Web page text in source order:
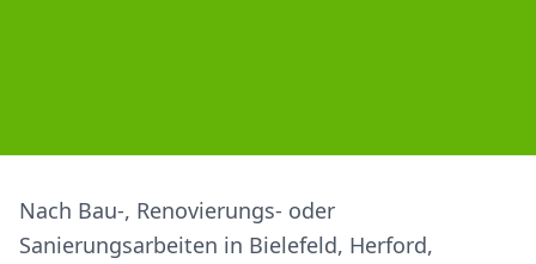
Nach Bau-, Renovierungs- oder
Sanierungsarbeiten in Bielefeld, Herford,